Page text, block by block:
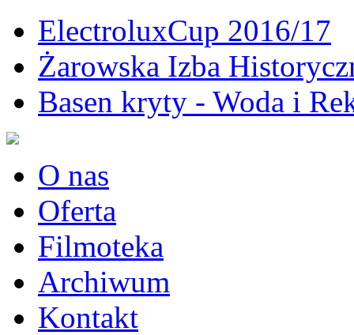
ElectroluxCup 2016/17
Żarowska Izba
Basen kryty - Woda i
O nas
Oferta
Filmoteka
Archiwum
Kontakt